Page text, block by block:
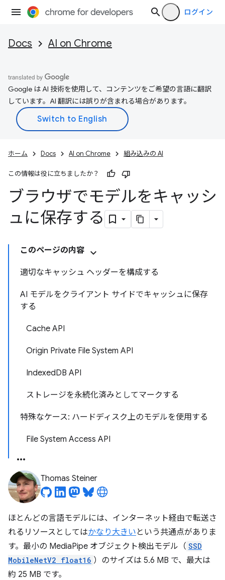
ログイン
Docs AI on Chrome
Google は AI 技術を使用して、コンテンツをご希望の言語に翻訳
しています。AI 翻訳には誤りが含まれる場合があります。
ホーム Docs AI on Chrome 組み込みの AI
この情報は役に立ちましたか？
ブラウザでモデルをキャッシ
ュに保存する
このページの内容
適切なキャッシュ ヘッダーを構成する
AI モデルをクライアント サイドでキャッシュに保存
する
Cache API
Origin Private File System API
IndexedDB API
ストレージを永続化済みとしてマークする
特殊なケース: ハードディスク上のモデルを使用する
File System Access API
Thomas Steiner
ほとんどの言語モデルには、インターネット経由で転送さ
れるリソースとしてはかなり大きい という共通点がありま
す。最小の MediaPipe オブジェクト検出モデル（ SSD
MobileNetV2 float16 ）のサイズは 5.6 MB で、最大は
約 25 MB です。